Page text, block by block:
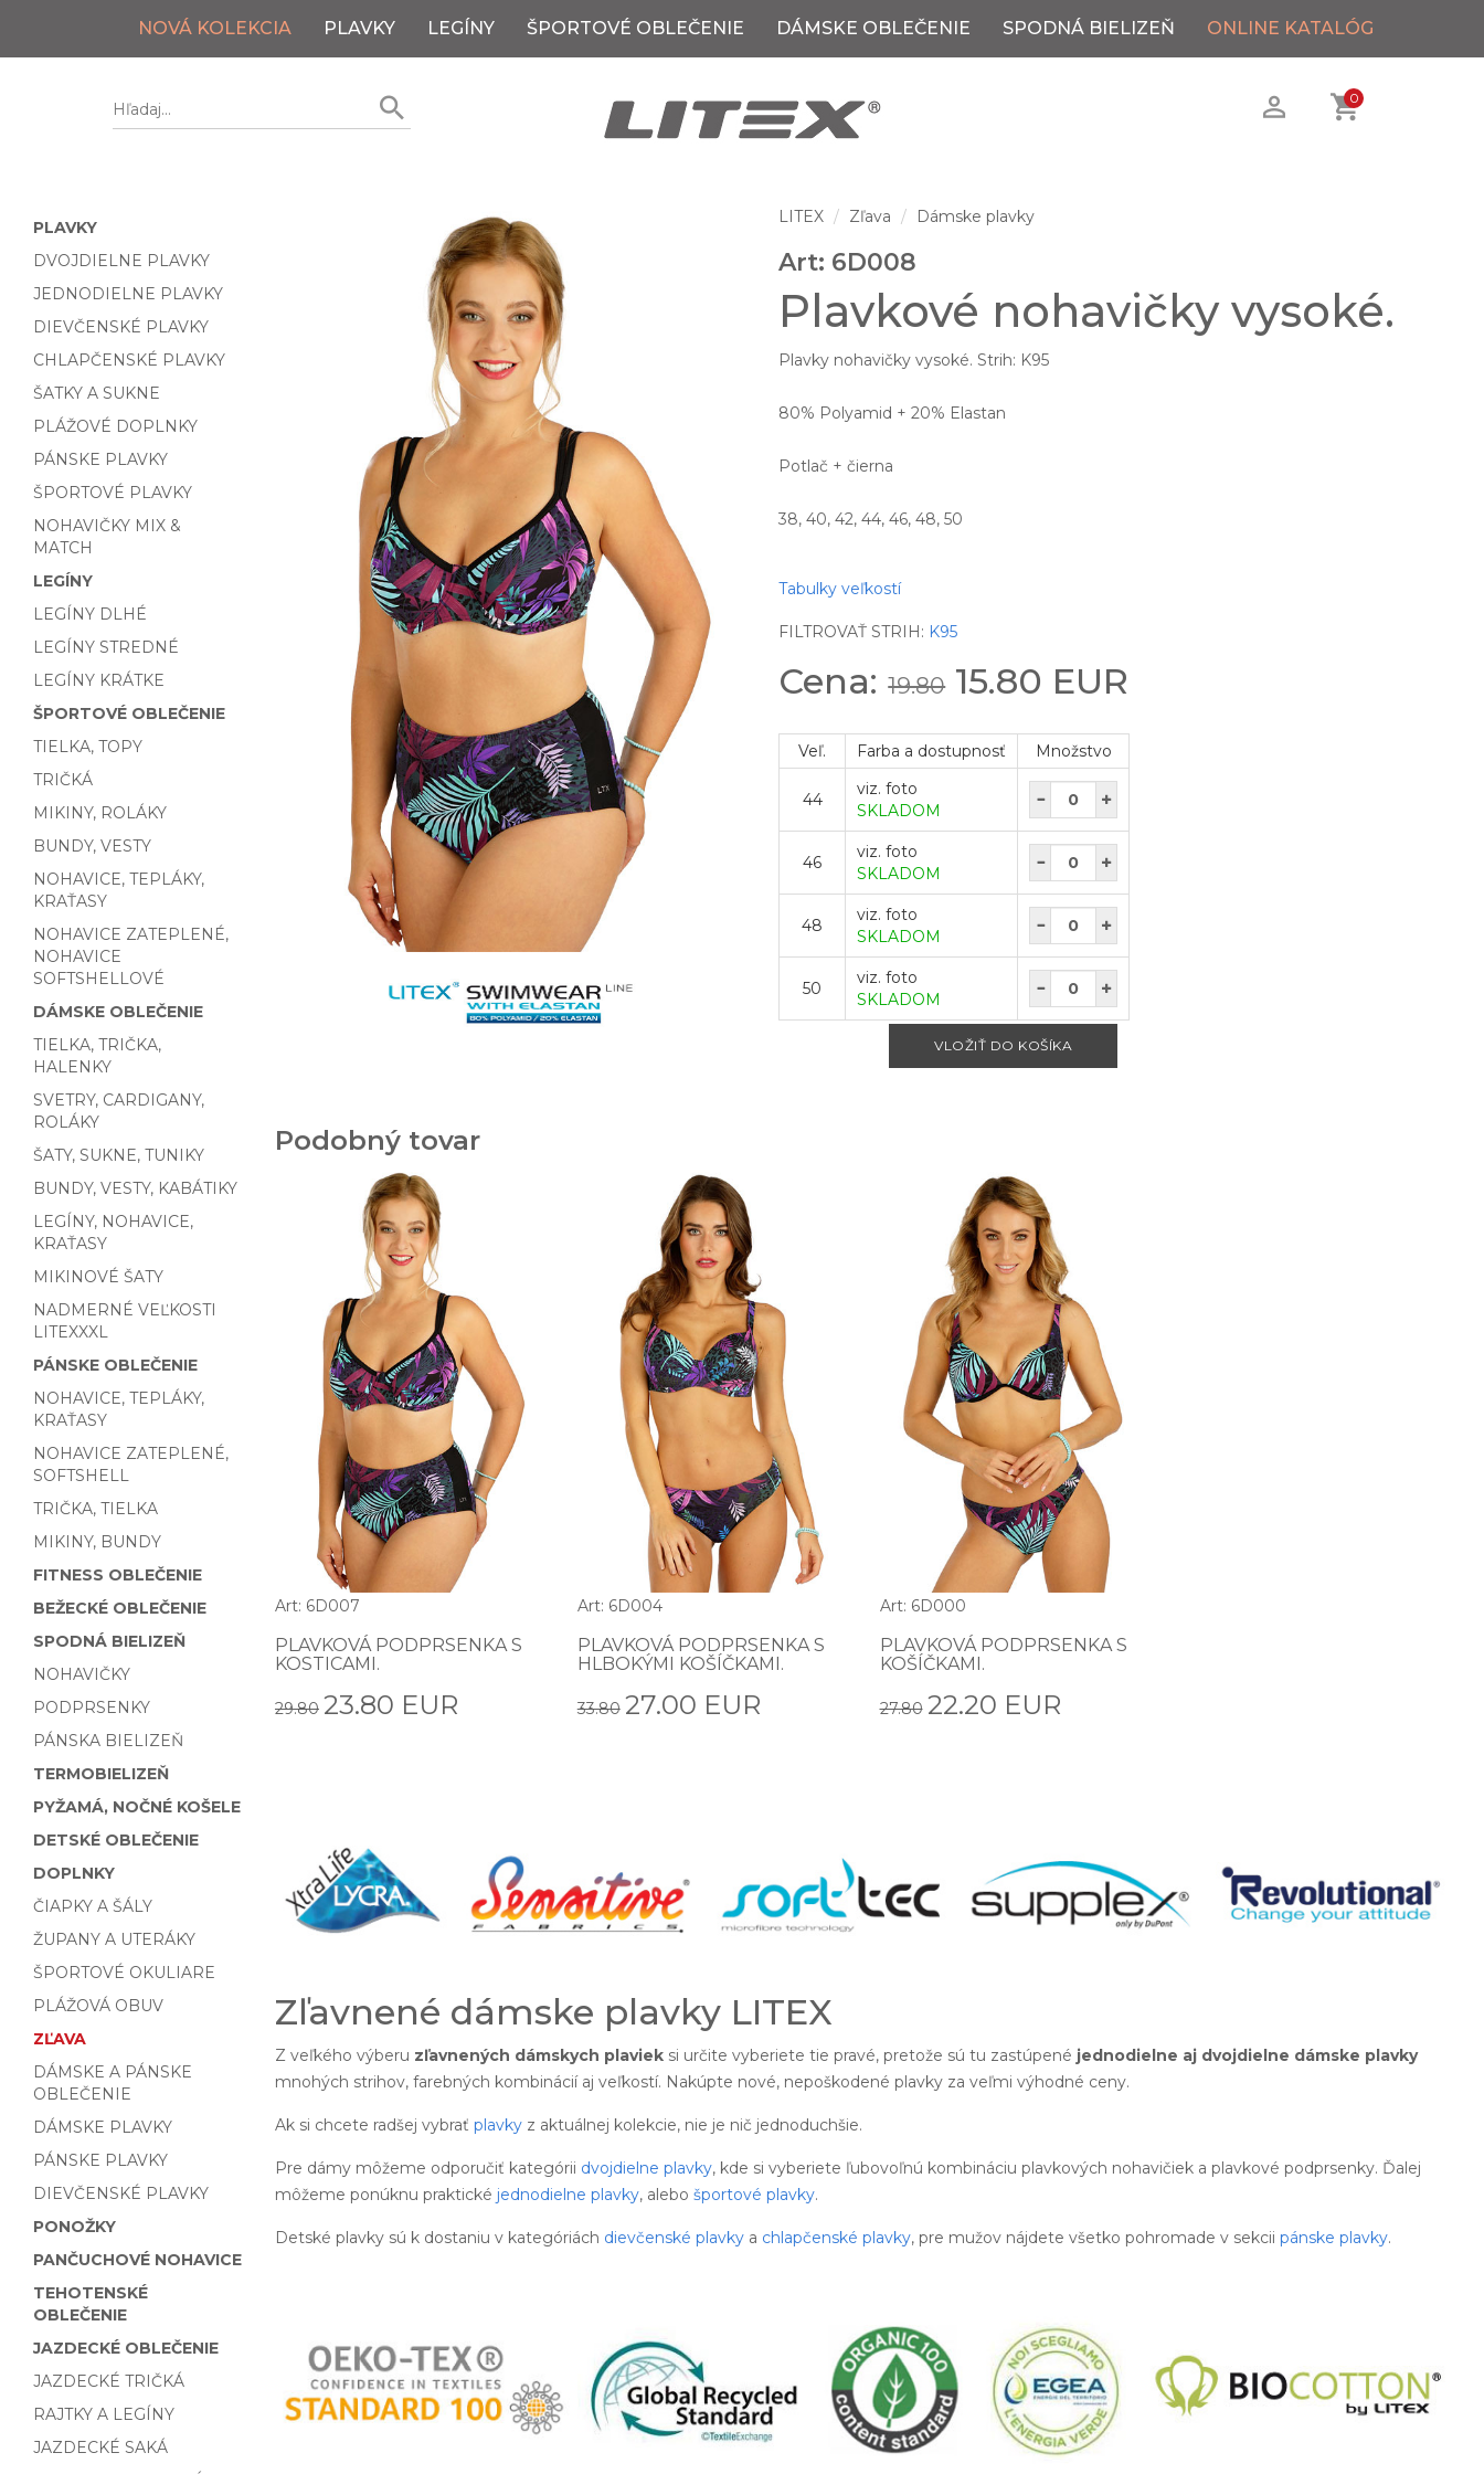
NOVÁ KOLEKCIA PLAVKY LEGÍNY ŠPORTOVÉ OBLEČENIE DÁMSKE OBLEČENIE SPODNÁ BIELIZEŇ ONLINE KATALÓG
0
PLAVKY
DVOJDIELNE PLAVKY
JEDNODIELNE PLAVKY
DIEVČENSKÉ PLAVKY
CHLAPČENSKÉ PLAVKY
ŠATKY A SUKNE
PLÁŽOVÉ DOPLNKY
PÁNSKE PLAVKY
ŠPORTOVÉ PLAVKY
NOHAVIČKY MIX &
MATCH
LEGÍNY
LEGÍNY DLHÉ
LEGÍNY STREDNÉ
LEGÍNY KRÁTKE
ŠPORTOVÉ OBLEČENIE
TIELKA, TOPY
TRIČKÁ
MIKINY, ROLÁKY
BUNDY, VESTY
NOHAVICE, TEPLÁKY,
KRAŤASY
NOHAVICE ZATEPLENÉ,
NOHAVICE
SOFTSHELLOVÉ
DÁMSKE OBLEČENIE
TIELKA, TRIČKA,
HALENKY
SVETRY, CARDIGANY,
ROLÁKY
ŠATY, SUKNE, TUNIKY
BUNDY, VESTY, KABÁTIKY
LEGÍNY, NOHAVICE,
KRAŤASY
MIKINOVÉ ŠATY
NADMERNÉ VEĽKOSTI
LITEXXXL
PÁNSKE OBLEČENIE
NOHAVICE, TEPLÁKY,
KRAŤASY
NOHAVICE ZATEPLENÉ,
SOFTSHELL
TRIČKA, TIELKA
MIKINY, BUNDY
FITNESS OBLEČENIE
BEŽECKÉ OBLEČENIE
SPODNÁ BIELIZEŇ
NOHAVIČKY
PODPRSENKY
PÁNSKA BIELIZEŇ
TERMOBIELIZEŇ
PYŽAMÁ, NOČNÉ KOŠELE
DETSKÉ OBLEČENIE
DOPLNKY
ČIAPKY A ŠÁLY
ŽUPANY A UTERÁKY
ŠPORTOVÉ OKULIARE
PLÁŽOVÁ OBUV
ZĽAVA
DÁMSKE A PÁNSKE
OBLEČENIE
DÁMSKE PLAVKY
PÁNSKE PLAVKY
DIEVČENSKÉ PLAVKY
PONOŽKY
PANČUCHOVÉ NOHAVICE
TEHOTENSKÉ
OBLEČENIE
JAZDECKÉ OBLEČENIE
JAZDECKÉ TRIČKÁ
RAJTKY A LEGÍNY
JAZDECKÉ SAKÁ
LITEX Zľava Dámske plavky
Art: 6D008
Plavkové nohavičky vysoké.
Plavky nohavičky vysoké. Strih: K95
80% Polyamid + 20% Elastan
Potlač + čierna
38, 40, 42, 44, 46, 48, 50
Tabulky veľkostí
FILTROVAŤ STRIH: K95
Cena:19.8015.80 EUR
Veľ. Farba a dostupnosť Množstvo
44
viz. foto
SKLADOM
46
viz. foto
SKLADOM
48
viz. foto
SKLADOM
50
viz. foto
SKLADOM
Podobný tovar
Art: 6D007
PLAVKOVÁ PODPRSENKA S
KOSTICAMI.
29.80 23.80 EUR
Art: 6D004
PLAVKOVÁ PODPRSENKA S
HLBOKÝMI KOŠÍČKAMI.
33.80 27.00 EUR
Art: 6D000
PLAVKOVÁ PODPRSENKA S
KOŠÍČKAMI.
27.80 22.20 EUR
Zľavnené dámske plavky LITEX
Z veľkého výberu zľavnených dámskych plaviek si určite vyberiete tie pravé, pretože sú tu zastúpené jednodielne aj dvojdielne dámske plavky
mnohých strihov, farebných kombinácií aj veľkostí. Nakúpte nové, nepoškodené plavky za veľmi výhodné ceny.
Ak si chcete radšej vybrať plavky z aktuálnej kolekcie, nie je nič jednoduchšie.
Pre dámy môžeme odporučiť kategórii dvojdielne plavky, kde si vyberiete ľubovoľnú kombináciu plavkových nohavičiek a plavkové podprsenky. Ďalej
môžeme ponúknu praktické jednodielne plavky, alebo športové plavky.
Detské plavky sú k dostaniu v kategóriách dievčenské plavky a chlapčenské plavky, pre mužov nájdete všetko pohromade v sekcii pánske plavky.